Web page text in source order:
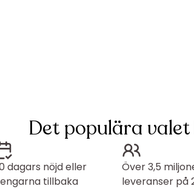
Det populära
dagars nöjd eller
tillbaka
Över 3,5
leveranser på